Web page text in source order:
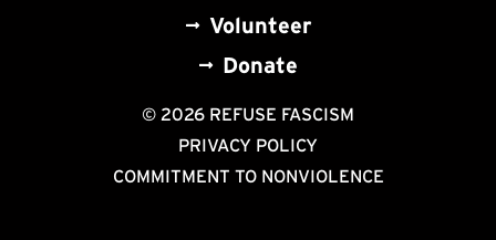
Volunteer
Donate
© 2026 REFUSE FASCISM
PRIVACY POLICY
COMMITMENT TO NONVIOLENCE